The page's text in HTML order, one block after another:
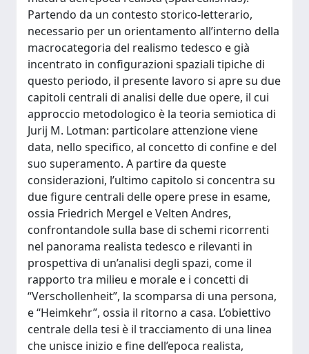
Partendo da un contesto storico-letterario,
necessario per un orientamento all’interno della
macrocategoria del realismo tedesco e già
incentrato in configurazioni spaziali tipiche di
questo periodo, il presente lavoro si apre su due
capitoli centrali di analisi delle due opere, il cui
approccio metodologico è la teoria semiotica di
Jurij M. Lotman: particolare attenzione viene
data, nello specifico, al concetto di confine e del
suo superamento. A partire da queste
considerazioni, l’ultimo capitolo si concentra su
due figure centrali delle opere prese in esame,
ossia Friedrich Mergel e Velten Andres,
confrontandole sulla base di schemi ricorrenti
nel panorama realista tedesco e rilevanti in
prospettiva di un’analisi degli spazi, come il
rapporto tra milieu e morale e i concetti di
“Verschollenheit”, la scomparsa di una persona,
e “Heimkehr”, ossia il ritorno a casa. L’obiettivo
centrale della tesi è il tracciamento di una linea
che unisce inizio e fine dell’epoca realista,